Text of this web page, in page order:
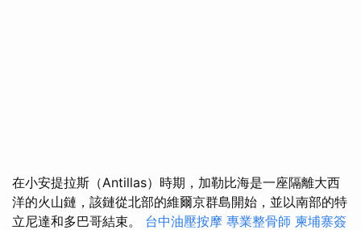
在小安提拉斯（Antillas）時期，加勒比海是一座隔離大西
洋的火山鏈，該鏈從北部的維爾京群島開始，並以南部的特
立尼達和多巴哥結束。 台中油壓按摩 專業整骨師 柬埔寨簽